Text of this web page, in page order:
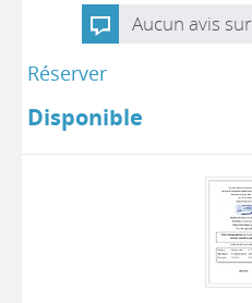
Aucun avis
Réserver
Disponible